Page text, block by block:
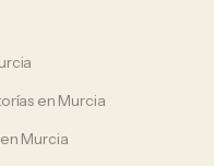
en Murcia
en Murcia